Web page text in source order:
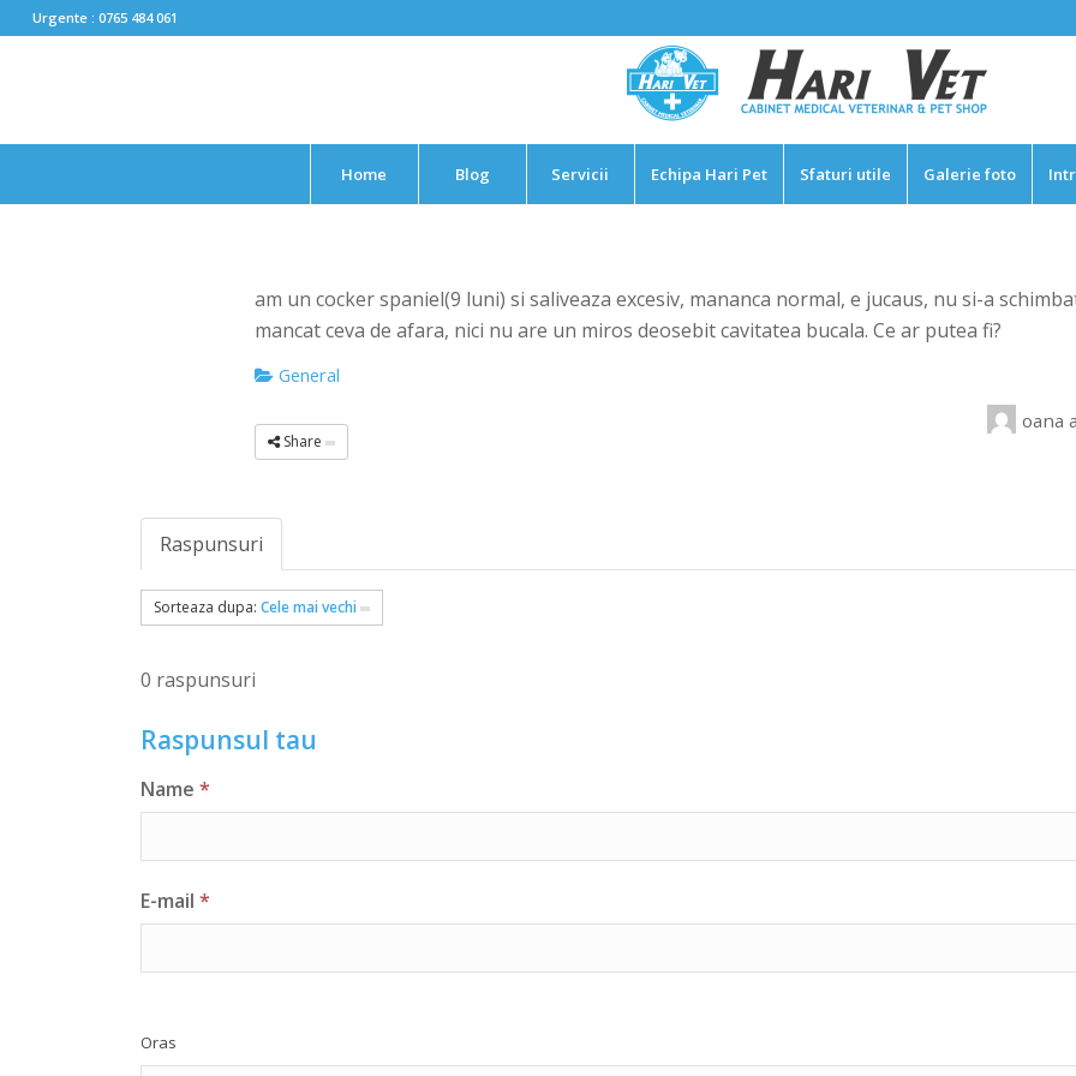
Urgente : 0765 484 061
Home Blog Servicii Echipa Hari Pet Sfaturi utile Galerie foto
am un cocker spaniel(9 luni) si saliveaza excesiv, mananca normal, e jucaus, nu si-a
mancat ceva de afara, nici nu are un miros deosebit cavitatea bucala. Ce ar putea fi?
General
Share
oana
Raspunsuri
Sorteaza dupa:Cele mai vechi
0 raspunsuri
Raspunsul tau
Name *
E-mail *
Oras